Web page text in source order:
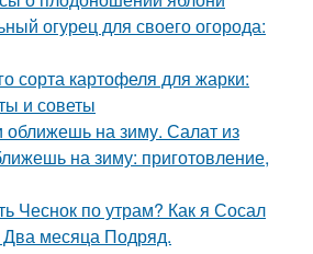
огурец для своего огорода:
сорта картофеля для жарки:
и советы
оближешь на зиму. Салат из
на зиму: приготовление,
Чеснок по утрам? Как я Сосал
месяца Подряд.